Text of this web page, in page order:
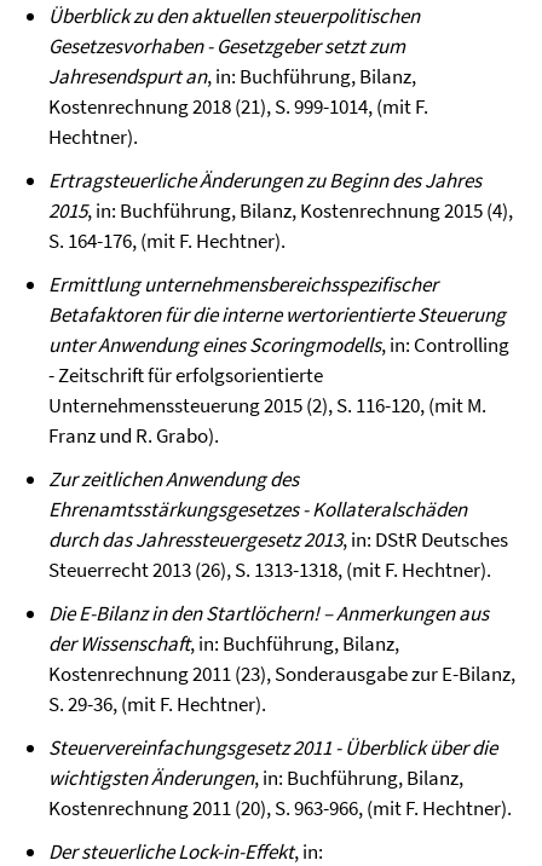
Überblick zu den aktuellen steuerpolitischen
Gesetzesvorhaben - Gesetzgeber setzt zum
Jahresendspurt an, in: Buchführung, Bilanz,
Kostenrechnung 2018 (21), S. 999-1014, (mit F.
Hechtner).
Ertragsteuerliche Änderungen zu Beginn des Jahres
2015, in: Buchführung, Bilanz, Kostenrechnung 2015 (4),
S. 164-176, (mit F. Hechtner).
Ermittlung unternehmensbereichsspezifischer
Betafaktoren für die interne wertorientierte Steuerung
unter Anwendung eines Scoringmodells, in: Controlling
- Zeitschrift für erfolgsorientierte
Unternehmenssteuerung 2015 (2), S. 116-120, (mit M.
Franz und R. Grabo).
Zur zeitlichen Anwendung des
Ehrenamtsstärkungsgesetzes - Kollateralschäden
durch das Jahressteuergesetz 2013, in: DStR Deutsches
Steuerrecht 2013 (26), S. 1313-1318, (mit F. Hechtner).
Die E-Bilanz in den Startlöchern! – Anmerkungen aus
der Wissenschaft, in: Buchführung, Bilanz,
Kostenrechnung 2011 (23), Sonderausgabe zur E-Bilanz,
S. 29-36, (mit F. Hechtner).
Steuervereinfachungsgesetz 2011 - Überblick über die
wichtigsten Änderungen, in: Buchführung, Bilanz,
Kostenrechnung 2011 (20), S. 963-966, (mit F. Hechtner).
Der steuerliche Lock-in-Effekt, in: